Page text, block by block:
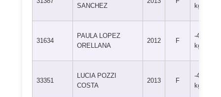
SANCHEZ kg
31634
PAULA LOPEZ
ORELLANA
2012 F
-48
kg
33351
LUCIA POZZI
COSTA
2013 F
-48
kg